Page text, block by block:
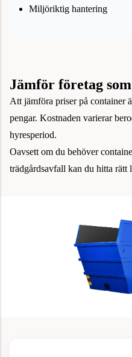
Miljöriktig hantering
Jämför företag
Att jämföra priser på container
pengar. Kostnaden varierar
hyresperiod.
Oavsett om du behöver
trädgårdsavfall kan du hitta rätt